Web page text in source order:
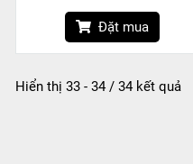
Đặt mua
Hiển thị 33 - 34 / 34 kết quả